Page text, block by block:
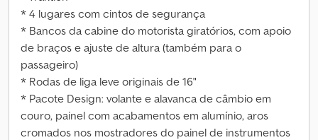
* 4 lugares com cintos de segurança
* Bancos da cabine do motorista giratórios, com apoio
de braços e ajuste de altura (também para o
passageiro)
* Rodas de liga leve originais de 16"
* Pacote Design: volante e alavanca de câmbio em
couro, painel com acabamentos em alumínio, aros
cromados nos mostradores do painel de instrumentos